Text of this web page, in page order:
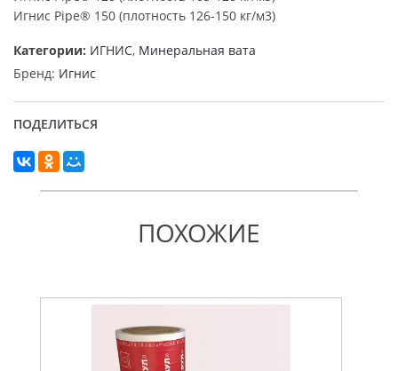
Игнис Pipe® 150 (плотность 126-150 кг/м3)
Категории: ИГНИС, Минеральная вата
Бренд: Игнис
ПОДЕЛИТЬСЯ
ПОХОЖИЕ